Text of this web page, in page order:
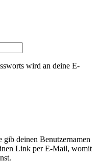
wird an deine E-
gib deinen Benutzernamen
Link per E-Mail, womit